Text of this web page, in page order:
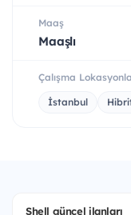
Maaş
Maaşlı
Çalışma
İstanbul
Shell güncel ilanları